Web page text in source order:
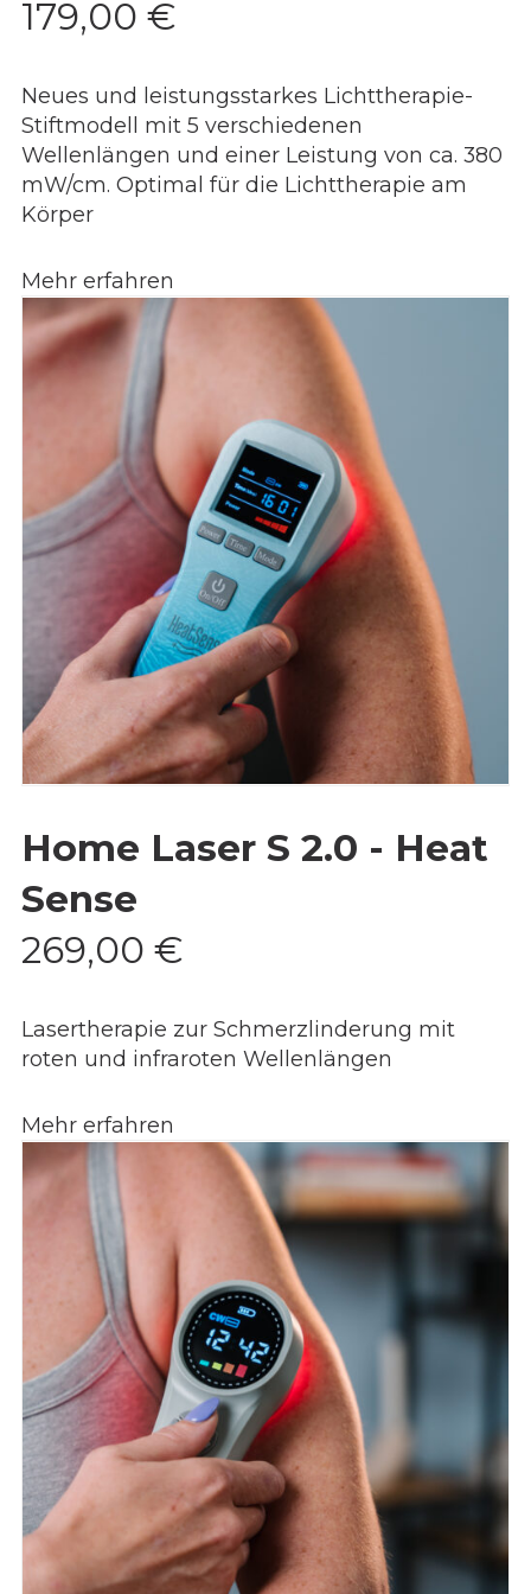
179,00 €
Neues und leistungsstarkes Lichttherapie-
Stiftmodell mit 5 verschiedenen
Wellenlängen und einer Leistung von ca. 380
mW/cm. Optimal für die Lichttherapie am
Körper
Mehr erfahren
Home Laser S 2.0 - Heat
Sense
269,00 €
Lasertherapie zur Schmerzlinderung mit
roten und infraroten Wellenlängen
Mehr erfahren